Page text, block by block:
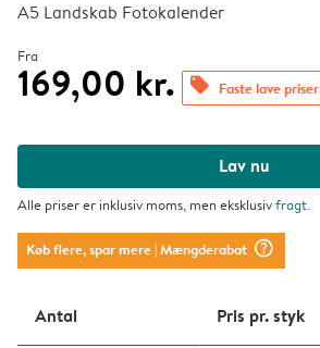
A5 Landskab Fotokalender
Fra
169,00 kr. offers Faste lave priser
Lav nu
Alle priser er inklusiv moms, men eksklusivfragt.
Køb flere, spar mere| Mængderabat question_mark_circle
Antal Pris pr. styk